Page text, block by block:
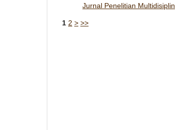
Jurnal Penelitian
1 2 > >>